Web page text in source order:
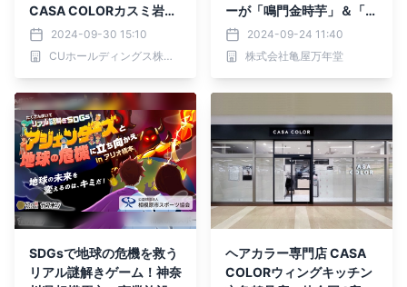
CASA COLORカスミ岩瀬
店が9月27日（金）リニュ
ーアルオープンしました
2024-09-30 15:10
CUホールディングス株式会社
ーが「鳴門金時芋」＆「紅
はるか」2種類のさつまい
もを引き立てる『濃厚バタ
ーお芋大福』10月限定販
2024-09-24 11:40
株式会社亀屋万年堂
SDGsで地球の危機を救う
リアル謎解きゲーム！神奈
ヘアカラー専門店 CASA
COLORウィングキッチン